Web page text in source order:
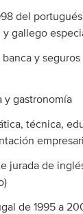
del
gallego
y
y gastronomía
técnica,
jurada de
de 1995 a